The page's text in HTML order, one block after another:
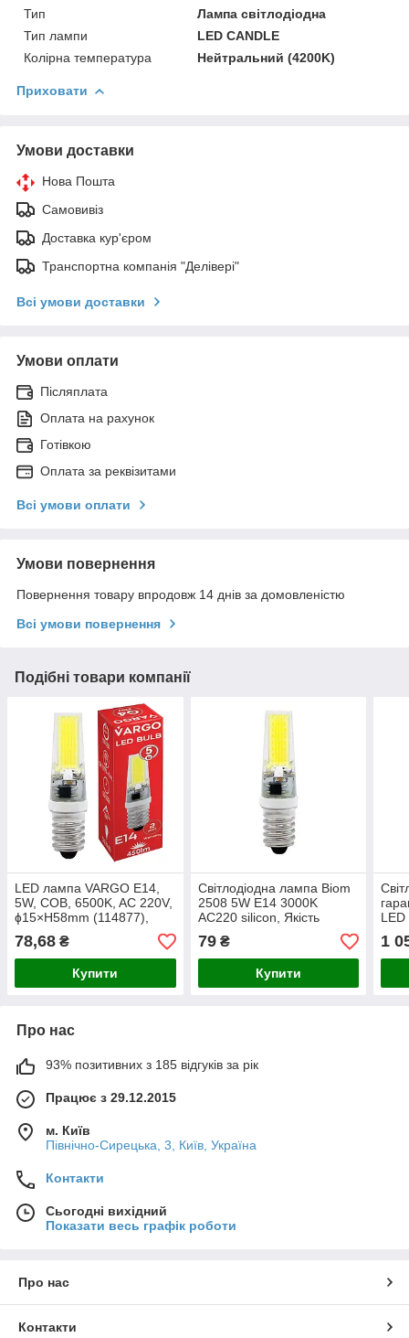
Тип
Лампа світлодіодна
Тип лампи
LED CANDLE
Колірна температура
Нейтральний (4200K)
Приховати
Умови доставки
Нова Пошта
Самовивіз
Доставка кур'єром
Транспортна компанія "Делівері"
Всі умови доставки
Умови оплати
Післяплата
Оплата на рахунок
Готівкою
Оплата за реквізитами
Всі умови оплати
Умови повернення
Повернення товару впродовж 14 днів за домовленістю
Всі умови повернення
Подібні товари компанії
LED лампа VARGO E14,
5W, COB, 6500K, AC 220V,
ɸ15×H58mm (114877),
Якість
78,68 ₴
Купити
Світлодіодна лампа Biom
2508 5W E14 3000K
AC220 silicon, Якість
79₴
Купити
LED
1
Про нас
93% позитивних з 185 відгуків за рік
Працює з 29.12.2015
м. Київ
Північно-Сирецька, 3, Київ, Україна
Контакти
Сьогодні вихідний
Показати весь графік роботи
Про нас
Контакти